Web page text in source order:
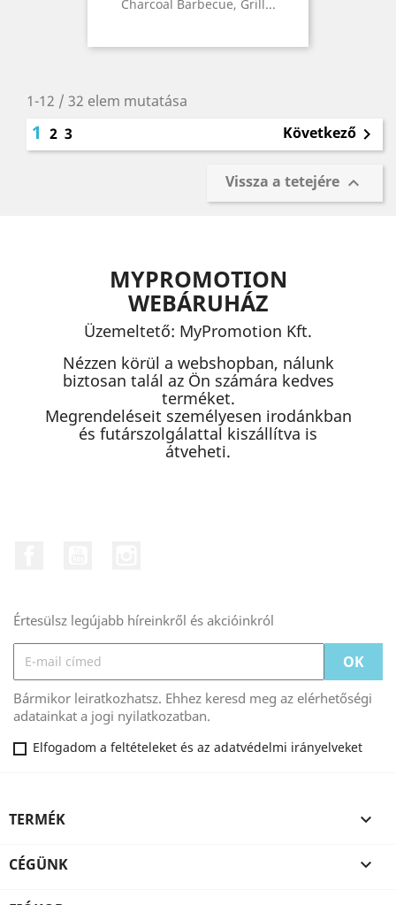
Charcoal Barbecue, Grill...
1-12 / 32 elem mutatása
1 2 3 Következő 
Vissza a tetejére 
MYPROMOTION
WEBÁRUHÁZ
Üzemeltető: MyPromotion Kft.
Nézzen körül a webshopban, nálunk
biztosan talál az Ön számára kedves
terméket.
Megrendeléseit személyesen irodánkban
és futárszolgálattal kiszállítva is
átveheti.
Értesülsz legújabb híreinkről és akcióinkról
Bármikor leiratkozhatsz. Ehhez keresd meg az elérhetőségi
adatainkat a jogi nyilatkozatban.
Elfogadom a feltételeket és az adatvédelmi irányelveket
TERMÉK 
CÉGÜNK 